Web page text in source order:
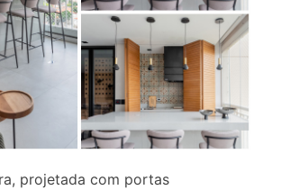
projetada com portas